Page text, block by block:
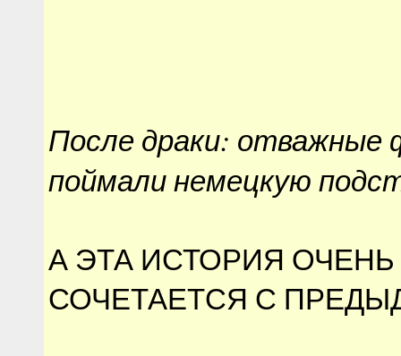
После драки: отважные
поймали немецкую
А ЭТА ИСТОРИЯ
СОЧЕТАЕТСЯ С